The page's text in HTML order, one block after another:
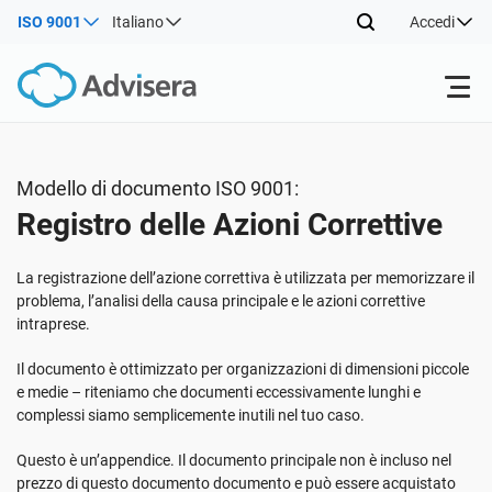
ISO 9001 Italiano Accedi
ISO 27001
NIS2
DORA
Risorse gratuite
Per tipo
Da dove cominciare
Settori
Consulenti
Chi Siamo
Modello di documento ISO 9001:
Registro delle Azioni Correttive
La registrazione dell’azione correttiva è utilizzata per memorizzare il
problema, l’analisi della causa principale e le azioni correttive
intraprese.
Il documento è ottimizzato per organizzazioni di dimensioni piccole
e medie – riteniamo che documenti eccessivamente lunghi e
complessi siamo semplicemente inutili nel tuo caso.
Questo è un’appendice. Il documento principale non è incluso nel
prezzo di questo documento documento e può essere acquistato